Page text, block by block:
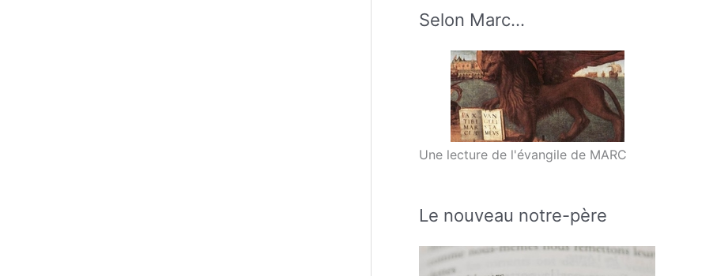
Selon Marc…
Une lecture de l'évangile de MARC
Le nouveau notre-père